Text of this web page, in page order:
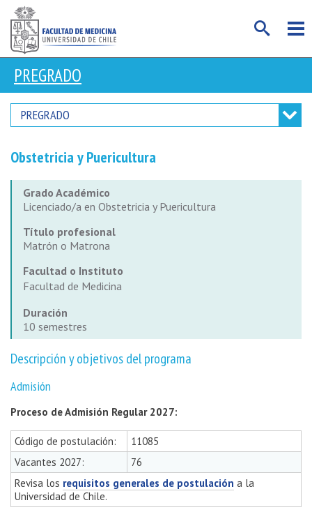
PREGRADO
PREGRADO
Obstetricia y Puericultura
Grado Académico
Licenciado/a en Obstetricia y Puericultura
Título profesional
Matrón o Matrona
Facultad o Instituto
Facultad de Medicina
Duración
10 semestres
Descripción y objetivos del programa
Admisión
Proceso de Admisión Regular 2027:
Código de postulación:
11085
Vacantes 2027:
76
Revisa los requisitos generales de postulación a la
Universidad de Chile.